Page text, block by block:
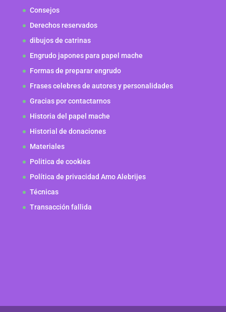
Consejos
Derechos reservados
dibujos de catrinas
Engrudo japones para papel mache
Formas de preparar engrudo
Frases celebres de autores y personalidades
Gracias por contactarnos
Historia del papel mache
Historial de donaciones
Materiales
Politica de cookies
Política de privacidad Amo Alebrijes
Técnicas
Transacción fallida